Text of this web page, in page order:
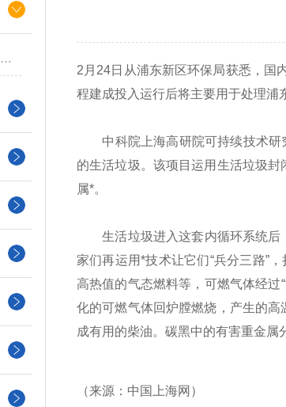
2月24日从浦东新区环保局获悉，国
程建成投入运行后将主要用于处理浦
中科院上海高研院可持续技术研
的生活垃圾。该项目运用生活垃圾
属*。
生活垃圾进入这套内循环系统后
家们再运用*技术让它们“兵分三路”
高热值的气态燃料等，可燃气体经
化的可燃气体回炉膛燃烧，产生的
成有用的柴油。碳黑中的有害重金属
（来源：中国上海网）